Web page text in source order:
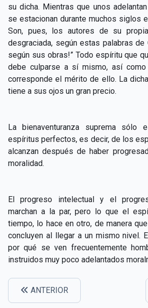
su dicha. Mientras que unos
se estacionan durante muchos siglos
Son, pues, los autores de su
desgraciada, según estas palabras de
según sus obras!” Todo espíritu que
debe culparse a sí mismo, así
corresponde el mérito de ello. La
tiene a sus ojos un gran precio.
La bienaventuranza suprema sólo
espíritus perfectos, es decir, de los
alcanzan después de haber
moralidad.
El progreso intelectual y el
marchan a la par, pero lo que el
tiempo, lo hace en otro, de manera
concluyen al llegar a un mismo nivel.
por qué se ven frecuentemente
instruidos muy poco adelantados
ANTERIOR